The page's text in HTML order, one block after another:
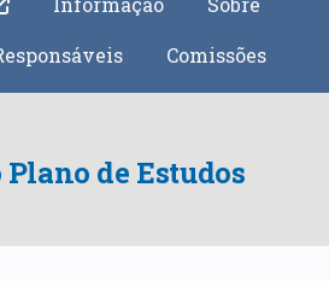
Comissões
de Estudos